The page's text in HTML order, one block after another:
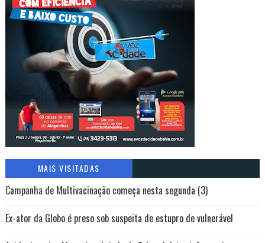
MAIS VISITADAS
Campanha de Multivacinação começa nesta segunda (3)
Ex-ator da Globo é preso sob suspeita de estupro de vulnerável